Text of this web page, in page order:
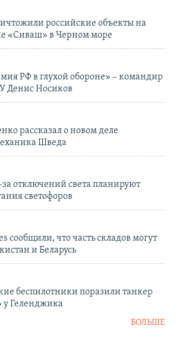
российские объекты на
«Сиваш» в Черном море
РФ в глухой обороне» – командир
Денис Носиков
рассказал о новом деле
Шведа
за отключений света планируют
светофоров
что часть складов могут
и Беларусь
беспилотники поразили танкер
у Геленджика
БОЛЬШЕ